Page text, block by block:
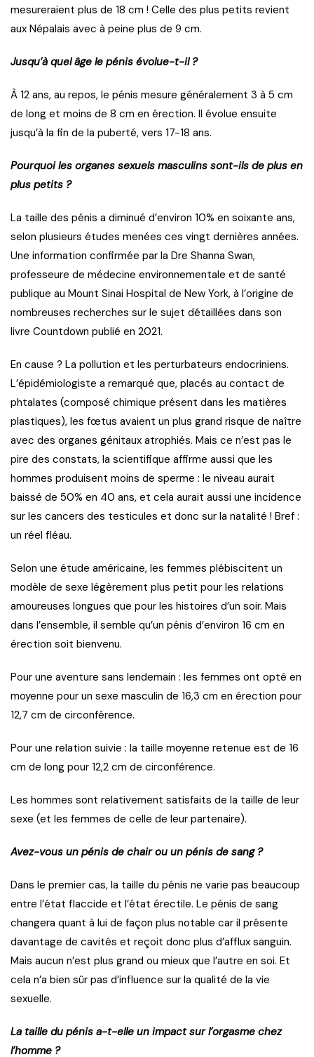
mesureraient plus de 18 cm ! Celle des plus petits revient
aux Népalais avec à peine plus de 9 cm.
Jusqu’à quel âge le pénis évolue-t-il ?
À 12 ans, au repos, le pénis mesure généralement 3 à 5 cm
de long et moins de 8 cm en érection. Il évolue ensuite
jusqu’à la fin de la puberté, vers 17-18 ans.
Pourquoi les organes sexuels masculins sont-ils de plus en
plus petits ?
La taille des pénis a diminué d’environ 10% en soixante ans,
selon plusieurs études menées ces vingt dernières années.
Une information confirmée par la Dre Shanna Swan,
professeure de médecine environnementale et de santé
publique au Mount Sinai Hospital de New York, à l’origine de
nombreuses recherches sur le sujet détaillées dans son
livre Countdown publié en 2021.
En cause ? La pollution et les perturbateurs endocriniens.
L’épidémiologiste a remarqué que, placés au contact de
phtalates (composé chimique présent dans les matières
plastiques), les fœtus avaient un plus grand risque de naître
avec des organes génitaux atrophiés. Mais ce n’est pas le
pire des constats, la scientifique affirme aussi que les
hommes produisent moins de sperme : le niveau aurait
baissé de 50% en 40 ans, et cela aurait aussi une incidence
sur les cancers des testicules et donc sur la natalité ! Bref :
un réel fléau.
Selon une étude américaine, les femmes plébiscitent un
modèle de sexe légèrement plus petit pour les relations
amoureuses longues que pour les histoires d’un soir. Mais
dans l’ensemble, il semble qu’un pénis d’environ 16 cm en
érection soit bienvenu.
Pour une aventure sans lendemain : les femmes ont opté en
moyenne pour un sexe masculin de 16,3 cm en érection pour
12,7 cm de circonférence.
Pour une relation suivie : la taille moyenne retenue est de 16
cm de long pour 12,2 cm de circonférence.
Les hommes sont relativement satisfaits de la taille de leur
sexe (et les femmes de celle de leur partenaire).
Avez-vous un pénis de chair ou un pénis de sang ?
Dans le premier cas, la taille du pénis ne varie pas beaucoup
entre l’état flaccide et l’état érectile. Le pénis de sang
changera quant à lui de façon plus notable car il présente
davantage de cavités et reçoit donc plus d’afflux sanguin.
Mais aucun n’est plus grand ou mieux que l’autre en soi. Et
cela n’a bien sûr pas d’influence sur la qualité de la vie
sexuelle.
La taille du pénis a-t-elle un impact sur l’orgasme chez
l’homme ?